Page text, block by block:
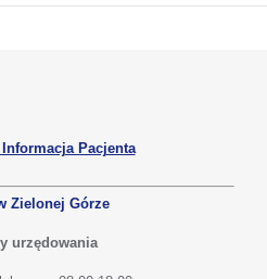
Pacjenta
Zielonej Górze
urzędowania